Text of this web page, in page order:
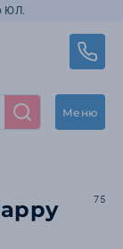
ЮЛ.
Меню
75